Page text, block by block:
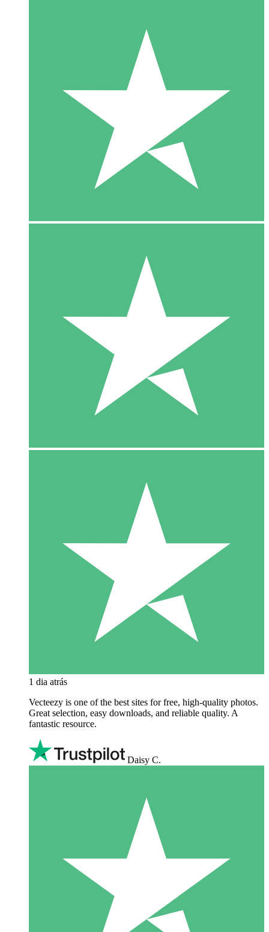
1 dia atrás
Vecteezy is one of the best sites for free, high‑quality photos.
Great selection, easy downloads, and reliable quality. A
fantastic resource.
Daisy C.